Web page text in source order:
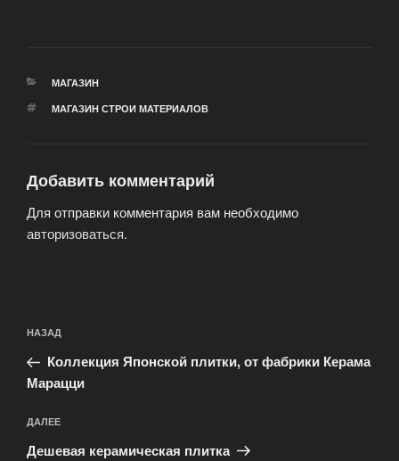
РУБРИКИ
МАГАЗИН
МЕТКИ
МАГАЗИН СТРОИ МАТЕРИАЛОВ
Добавить комментарий
Для отправки комментария вам необходимо
авторизоваться.
по
записям
Предыдущая
запись:
НАЗАД
Коллекция Японской плитки, от фабрики Керама
Марацци
Следующая
запись
ДАЛЕЕ
Дешевая керамическая плитка